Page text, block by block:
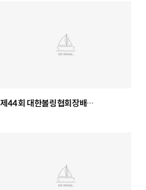
제44회 대한볼링협회장배